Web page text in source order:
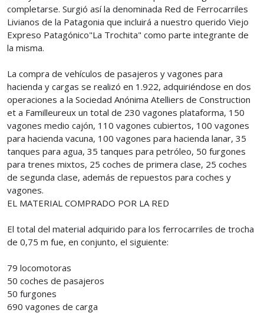
completarse. Surgió así la denominada Red de Ferrocarriles
Livianos de la Patagonia que incluirá a nuestro querido Viejo
Expreso Patagónico"La Trochita" como parte integrante de
la misma.
La compra de vehículos de pasajeros y vagones para
hacienda y cargas se realizó en 1.922, adquiriéndose en dos
operaciones a la Sociedad Anónima Atelliers de Construction
et a Familleureux un total de 230 vagones plataforma, 150
vagones medio cajón, 110 vagones cubiertos, 100 vagones
para hacienda vacuna, 100 vagones para hacienda lanar, 35
tanques para agua, 35 tanques para petróleo, 50 furgones
para trenes mixtos, 25 coches de primera clase, 25 coches
de segunda clase, además de repuestos para coches y
vagones.
EL MATERIAL COMPRADO POR LA RED
El total del material adquirido para los ferrocarriles de trocha
de 0,75 m fue, en conjunto, el siguiente:
79 locomotoras
50 coches de pasajeros
50 furgones
690 vagones de carga